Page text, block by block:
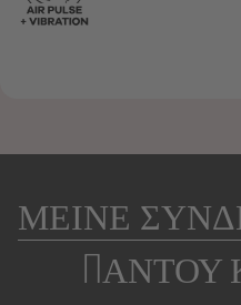
ΜΕΙΝΕ
ΠΑΝΤΟΥ